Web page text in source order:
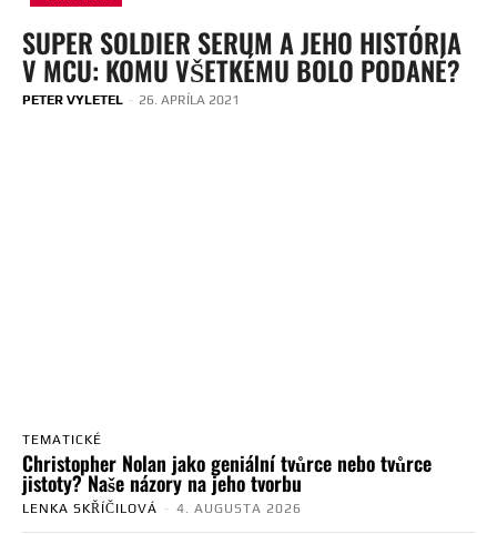
SUPER SOLDIER SERUM A JEHO HISTÓRIA
V MCU: KOMU VŠETKÉMU BOLO PODANÉ?
PETER VYLETEL - 26. APRÍLA 2021
TEMATICKÉ
Christopher Nolan jako geniální tvůrce nebo tvůrce
jistoty? Naše názory na jeho tvorbu
LENKA SKŘÍČILOVÁ - 4. AUGUSTA 2026